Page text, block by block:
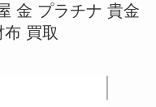
金 プラチナ 貴金
買取